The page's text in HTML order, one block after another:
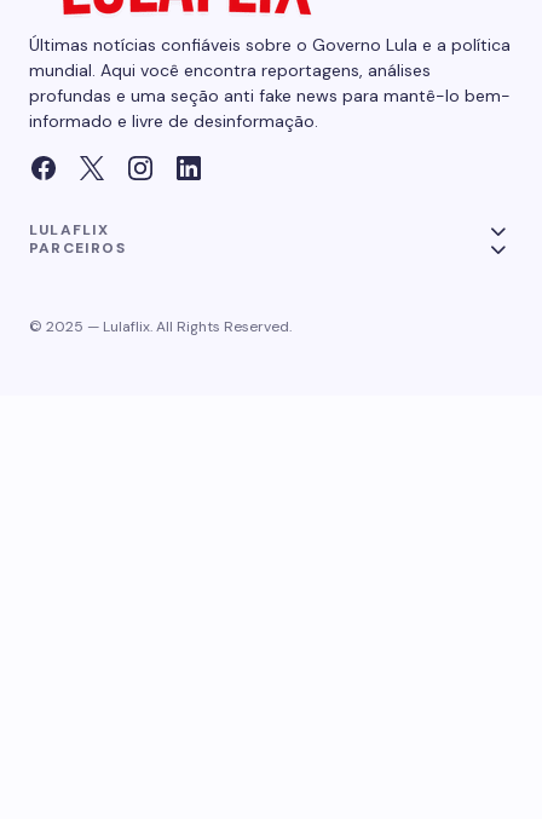
Últimas notícias confiáveis sobre o Governo Lula e a política
mundial. Aqui você encontra reportagens, análises
profundas e uma seção anti fake news para mantê-lo bem-
informado e livre de desinformação.
LULAFLIX
PARCEIROS
© 2025 — Lulaflix. All Rights Reserved.